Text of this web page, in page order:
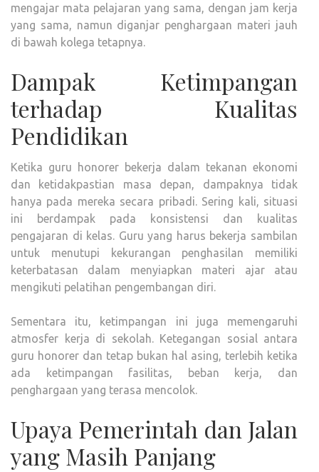
mengajar mata pelajaran yang sama, dengan jam kerja
yang sama, namun diganjar penghargaan materi jauh
di bawah kolega tetapnya.
Dampak Ketimpangan
terhadap Kualitas
Pendidikan
Ketika guru honorer bekerja dalam tekanan ekonomi
dan ketidakpastian masa depan, dampaknya tidak
hanya pada mereka secara pribadi. Sering kali, situasi
ini berdampak pada konsistensi dan kualitas
pengajaran di kelas. Guru yang harus bekerja sambilan
untuk menutupi kekurangan penghasilan memiliki
keterbatasan dalam menyiapkan materi ajar atau
mengikuti pelatihan pengembangan diri.
Sementara itu, ketimpangan ini juga memengaruhi
atmosfer kerja di sekolah. Ketegangan sosial antara
guru honorer dan tetap bukan hal asing, terlebih ketika
ada ketimpangan fasilitas, beban kerja, dan
penghargaan yang terasa mencolok.
Upaya Pemerintah dan Jalan
yang Masih Panjang